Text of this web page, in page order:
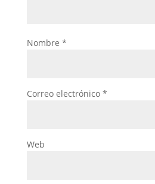
Nombre *
Correo electrónico *
Web